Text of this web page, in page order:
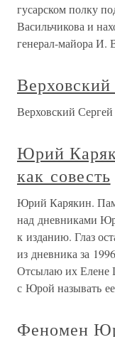
гусарском полку
Васильчикова и
генерал-майора И.
Верховский
Юрий
как совесть
Юрий Карякин.
над дневниками
к изданию. Глаз
из дневника за
Отсылаю их Елене
с Юрой называть
Феномен